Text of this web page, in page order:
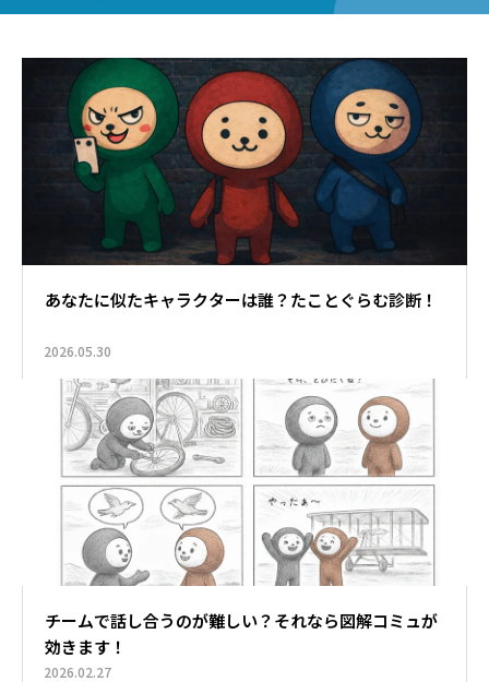
あなたに似たキャラクターは誰？たことぐらむ診断！
2026.05.30
チームで話し合うのが難しい？それなら図解コミュが
効きます！
2026.02.27